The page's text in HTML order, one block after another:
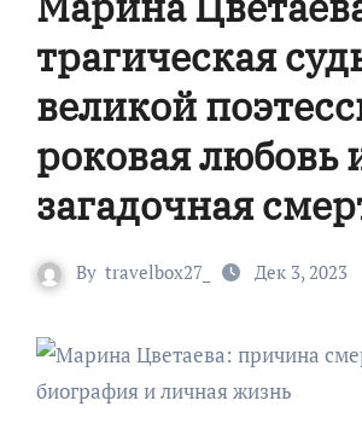
трагическая
великой
роковая любовь
загадочная
By travelbox27_ Дек 3, 2023